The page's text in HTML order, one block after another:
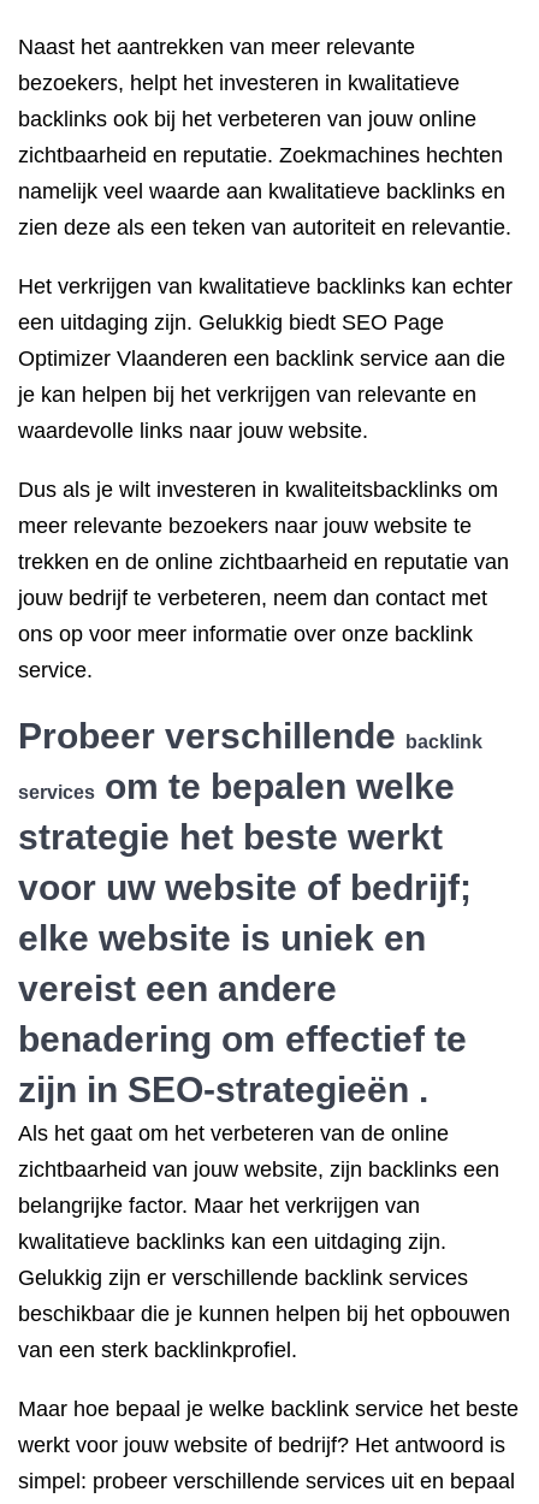
Naast het aantrekken van meer relevante
bezoekers, helpt het investeren in kwalitatieve
backlinks ook bij het verbeteren van jouw online
zichtbaarheid en reputatie. Zoekmachines hechten
namelijk veel waarde aan kwalitatieve backlinks en
zien deze als een teken van autoriteit en relevantie.
Het verkrijgen van kwalitatieve backlinks kan echter
een uitdaging zijn. Gelukkig biedt SEO Page
Optimizer Vlaanderen een backlink service aan die
je kan helpen bij het verkrijgen van relevante en
waardevolle links naar jouw website.
Dus als je wilt investeren in kwaliteitsbacklinks om
meer relevante bezoekers naar jouw website te
trekken en de online zichtbaarheid en reputatie van
jouw bedrijf te verbeteren, neem dan contact met
ons op voor meer informatie over onze backlink
service.
Probeer verschillende backlink
services om te bepalen welke
strategie het beste werkt
voor uw website of bedrijf;
elke website is uniek en
vereist een andere
benadering om effectief te
zijn in SEO-strategieën .
Als het gaat om het verbeteren van de online
zichtbaarheid van jouw website, zijn backlinks een
belangrijke factor. Maar het verkrijgen van
kwalitatieve backlinks kan een uitdaging zijn.
Gelukkig zijn er verschillende backlink services
beschikbaar die je kunnen helpen bij het opbouwen
van een sterk backlinkprofiel.
Maar hoe bepaal je welke backlink service het beste
werkt voor jouw website of bedrijf? Het antwoord is
simpel: probeer verschillende services uit en bepaal